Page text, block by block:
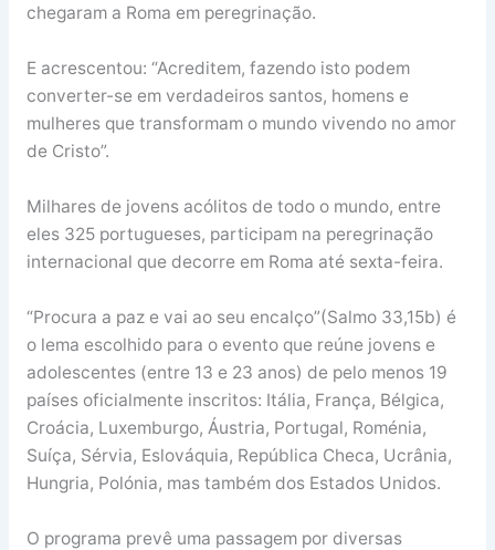
chegaram a Roma em peregrinação.
E acrescentou: “Acreditem, fazendo isto podem
converter-se em verdadeiros santos, homens e
mulheres que transformam o mundo vivendo no amor
de Cristo”.
Milhares de jovens acólitos de todo o mundo, entre
eles 325 portugueses, participam na peregrinação
internacional que decorre em Roma até sexta-feira.
“Procura a paz e vai ao seu encalço”(Salmo 33,15b) é
o lema escolhido para o evento que reúne jovens e
adolescentes (entre 13 e 23 anos) de pelo menos 19
países oficialmente inscritos: Itália, França, Bélgica,
Croácia, Luxemburgo, Áustria, Portugal, Roménia,
Suíça, Sérvia, Eslováquia, República Checa, Ucrânia,
Hungria, Polónia, mas também dos Estados Unidos.
O programa prevê uma passagem por diversas